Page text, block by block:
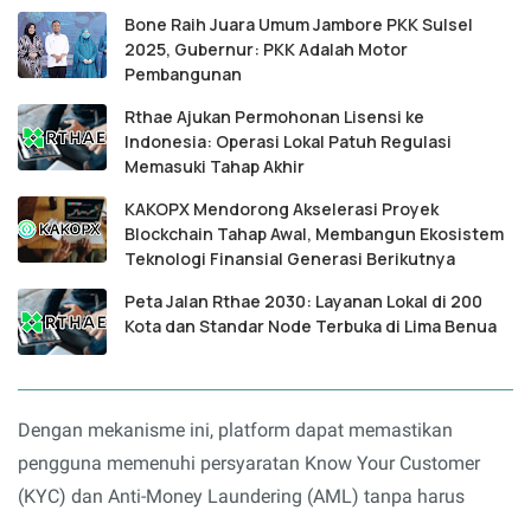
Bone Raih Juara Umum Jambore PKK Sulsel
2025, Gubernur: PKK Adalah Motor
Pembangunan
Rthae Ajukan Permohonan Lisensi ke
Indonesia: Operasi Lokal Patuh Regulasi
Memasuki Tahap Akhir
KAKOPX Mendorong Akselerasi Proyek
Blockchain Tahap Awal, Membangun Ekosistem
Teknologi Finansial Generasi Berikutnya
Peta Jalan Rthae 2030: Layanan Lokal di 200
Kota dan Standar Node Terbuka di Lima Benua
Dengan mekanisme ini, platform dapat memastikan
pengguna memenuhi persyaratan Know Your Customer
(KYC) dan Anti-Money Laundering (AML) tanpa harus